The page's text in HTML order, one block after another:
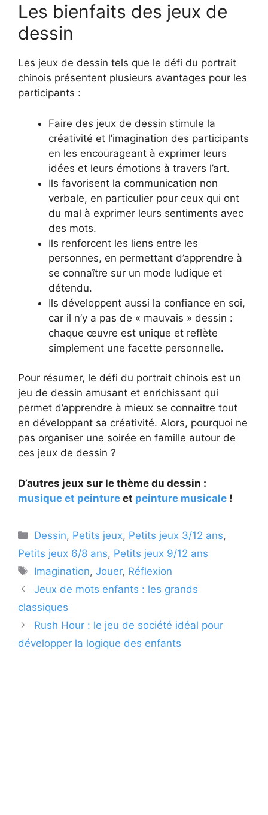
Les bienfaits des jeux de
dessin
Les jeux de dessin tels que le défi du portrait
chinois présentent plusieurs avantages pour les
participants :
Faire des jeux de dessin stimule la
créativité et l’imagination des participants
en les encourageant à exprimer leurs
idées et leurs émotions à travers l’art.
Ils favorisent la communication non
verbale, en particulier pour ceux qui ont
du mal à exprimer leurs sentiments avec
des mots.
Ils renforcent les liens entre les
personnes, en permettant d’apprendre à
se connaître sur un mode ludique et
détendu.
Ils développent aussi la confiance en soi,
car il n’y a pas de « mauvais » dessin :
chaque œuvre est unique et reflète
simplement une facette personnelle.
Pour résumer, le défi du portrait chinois est un
jeu de dessin amusant et enrichissant qui
permet d’apprendre à mieux se connaître tout
en développant sa créativité. Alors, pourquoi ne
pas organiser une soirée en famille autour de
ces jeux de dessin ?
D’autres jeux sur le thème du dessin :
musique et peinture et peinture musicale !
Catégories
Dessin, Petits jeux, Petits jeux 3/12 ans,
Petits jeux 6/8 ans, Petits jeux 9/12 ans
Étiquettes
Imagination,Jouer, Réflexion
Jeux de mots enfants : les grands
classiques
Rush Hour : le jeu de société idéal pour
développer la logique des enfants